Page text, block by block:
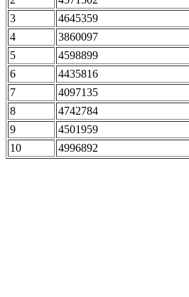
3 4645359
4 3860097
5 4598899
6 4435816
7 4097135
8 4742784
9 4501959
10 4996892